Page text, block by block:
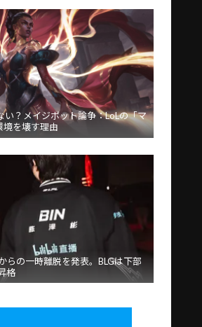
い？メイジボット論争：LoLの「マ
境を壊す理由
らの一時離脱を発表。BLGは下部
格